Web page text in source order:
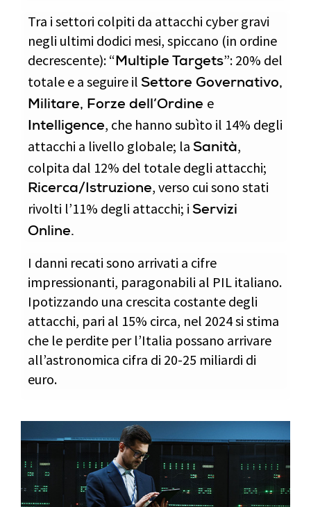
Tra i settori colpiti da attacchi cyber gravi
negli ultimi dodici mesi, spiccano (in ordine
decrescente): “Multiple Targets”: 20% del
totale e a seguire il Settore Governativo,
Militare, Forze dell’Ordine e
Intelligence, che hanno subìto il 14% degli
attacchi a livello globale; la Sanità,
colpita dal 12% del totale degli attacchi;
Ricerca/Istruzione, verso cui sono stati
rivolti l’11% degli attacchi; i Servizi
Online.
I danni recati sono arrivati a cifre
impressionanti, paragonabili al PIL italiano.
Ipotizzando una crescita costante degli
attacchi, pari al 15% circa, nel 2024 si stima
che le perdite per l’Italia possano arrivare
all’astronomica cifra di 20-25 miliardi di
euro.